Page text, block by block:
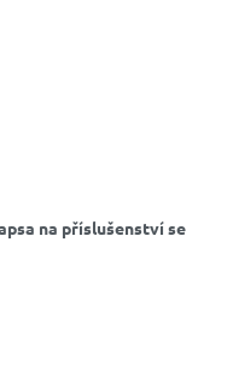
na příslušenství se